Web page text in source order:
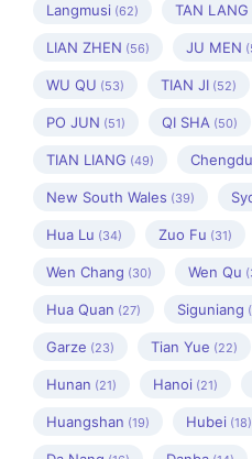
Langmusi (62) TAN LANG
LIAN ZHEN (56) JU MEN
WU QU (53) TIAN JI (52)
PO JUN (51) QI SHA (50)
TIAN LIANG (49) Chengdu
New South Wales (39)
Hua Lu (34) Zuo Fu (31)
Wen Chang (30) Wen Qu
Hua Quan (27) Siguniang
Garze (23) Tian Yue (22)
Hunan (21) Hanoi (21)
Huangshan (19) Hubei (18)